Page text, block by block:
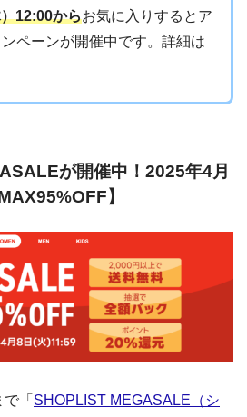
12:00からお気に入りするとア
ペーンが開催中です。詳細は
が開催中！2025年4月
】
「 SHOPLIST MEGASALE（シ